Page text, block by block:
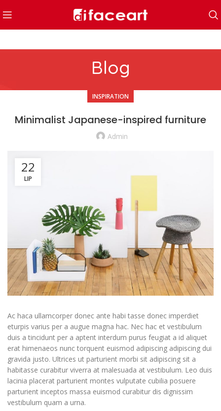
Blog
INSPIRATION
Minimalist Japanese-inspired furniture
Admin
22
LIP
Ac haca ullamcorper donec ante habi tasse donec imperdiet
eturpis varius per a augue magna hac. Nec hac et vestibulum
duis a tincidunt per a aptent interdum purus feugiat a id aliquet
erat himenaeos nunc torquent euismod adipiscing adipiscing dui
gravida justo. Ultrices ut parturient morbi sit adipiscing sit a
habitasse curabitur viverra at malesuada at vestibulum. Leo duis
lacinia placerat parturient montes vulputate cubilia posuere
parturient inceptos massa euismod curabitur dis dignissim
vestibulum quam a urna.